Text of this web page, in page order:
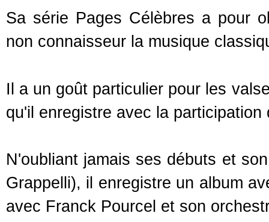
Sa série Pages Célèbres a pour
non connaisseur la musique
Il a un goût particulier pour les
qu'il enregistre avec la
N'oubliant jamais ses débuts et
Grappelli), il enregistre un album
avec Franck Pourcel et son